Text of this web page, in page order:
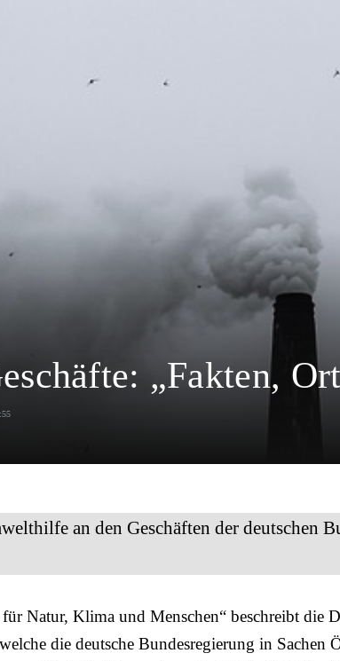
„Fakten,
an den Geschäften der deutschen
Natur, Klima und Menschen“ beschreibt
die deutsche Bundesregierung in